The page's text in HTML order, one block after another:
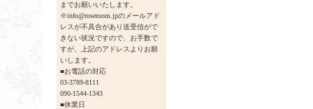
までお願いいたします。
※info@roseroom.jpのメールアド
レスが不具合があり送受信がで
きない状況ですので、お手数で
すが、上記のアドレスよりお願
いします。
■お電話の対応
03-3789-8111
090-1544-1343
■休業日